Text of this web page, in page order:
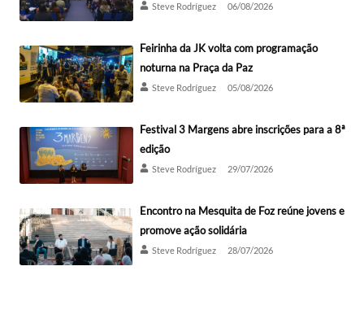
Steve Rodríguez 06/08/2026
Feirinha da JK volta com programação
noturna na Praça da Paz
Steve Rodríguez 05/08/2026
Festival 3 Margens abre inscrições para a 8ª
edição
Steve Rodríguez 29/07/2026
Encontro na Mesquita de Foz reúne jovens e
promove ação solidária
Steve Rodríguez 28/07/2026